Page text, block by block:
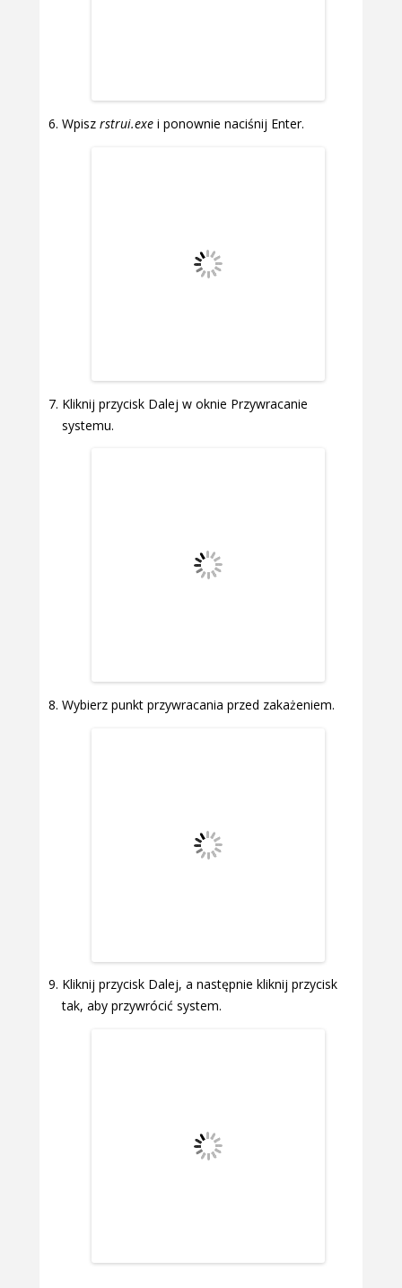
Wpisz rstrui.exe i ponownie naciśnij Enter.
Kliknij przycisk Dalej w oknie Przywracanie
systemu.
Wybierz punkt przywracania przed zakażeniem.
Kliknij przycisk Dalej, a następnie kliknij przycisk
tak, aby przywrócić system.